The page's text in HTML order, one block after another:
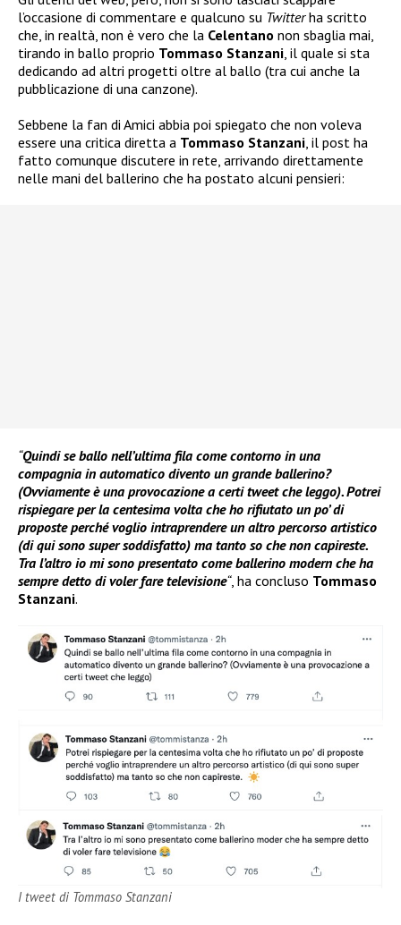
l’occasione di commentare e qualcuno su Twitterha scritto
che, in realtà, non è vero che la Celentano non sbaglia mai,
tirando in ballo proprio Tommaso Stanzani , il quale si sta
dedicando ad altri progetti oltre al ballo (tra cui anche la
pubblicazione di una canzone).
Sebbene la fan di Amici abbia poi spiegato che non voleva
essere una critica diretta a Tommaso Stanzani , il post ha
fatto comunque discutere in rete, arrivando direttamente
nelle mani del ballerino che ha postato alcuni pensieri:
“Quindi se ballo nell’ultima fila come contorno in una
compagnia in automatico divento un grande ballerino?
(Ovviamente è una provocazione a certi tweet che leggo). Potrei
rispiegare per la centesima volta che ho rifiutato un po’ di
proposte perché voglio intraprendere un altro percorso artistico
(di qui sono super soddisfatto) ma tanto so che non capireste.
Tra l’altro io mi sono presentato come ballerino modern che ha
sempre detto di voler fare televisione“, ha concluso Tommaso
Stanzani.
I tweet di Tommaso Stanzani